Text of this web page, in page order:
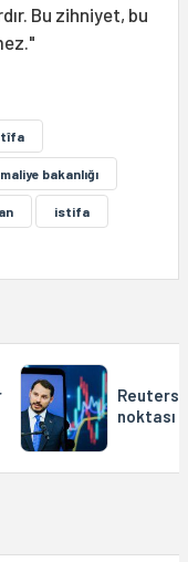
Bu zihniyet, bu
bakanlığı
istifa
noktası